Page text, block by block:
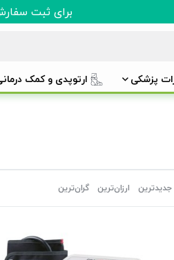
برای ثبت
پزشکی ارتوپدی و کمک
جدیدترین ارزان‌ترین گران‌ترین